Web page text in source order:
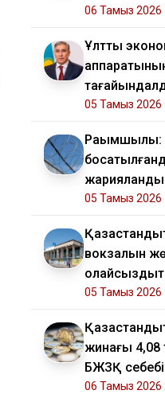
06 Тамыз 2026
Ұлттық
05 Тамыз 2026
жарияланды
05 Тамыз 2026
вокзалын
05 Тамыз 2026
жинағы 4,08
БЖЗҚ
06 Тамыз 2026